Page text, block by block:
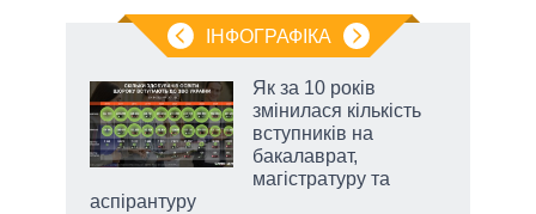
ІНФОГРАФІКА
Як за 10 років
змінилася кількість
вступників на
бакалаврат,
магістратуру та
аспірантуру